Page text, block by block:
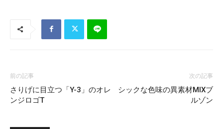
前の記事
さりげに目立つ「Y-3」のオレ
ンジロゴT
次の記事
シックな色味の異素材MIXブ
ルゾン